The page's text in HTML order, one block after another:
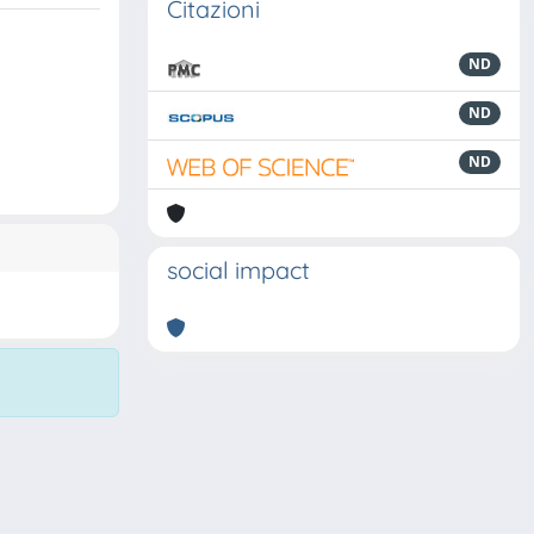
Citazioni
ND
ND
ND
social impact